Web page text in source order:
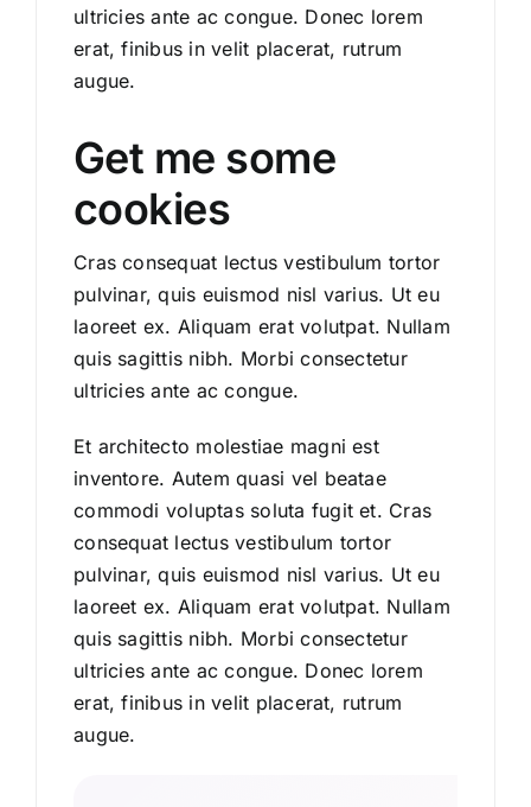
ultricies ante ac congue. Donec lorem
erat, finibus in velit placerat, rutrum
augue.
Get me some
cookies
Cras consequat lectus vestibulum tortor
pulvinar, quis euismod nisl varius. Ut eu
laoreet ex. Aliquam erat volutpat. Nullam
quis sagittis nibh. Morbi consectetur
ultricies ante ac congue.
Et architecto molestiae magni est
inventore. Autem quasi vel beatae
commodi voluptas soluta fugit et. Cras
consequat lectus vestibulum tortor
pulvinar, quis euismod nisl varius. Ut eu
laoreet ex. Aliquam erat volutpat. Nullam
quis sagittis nibh. Morbi consectetur
ultricies ante ac congue. Donec lorem
erat, finibus in velit placerat, rutrum
augue.